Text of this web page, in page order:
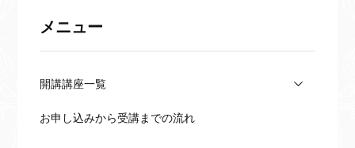
ゼミでは例年9月下旬頃に、翌年
度の専門講
メニュー
開講講座一覧
お申し込みから受講までの流れ